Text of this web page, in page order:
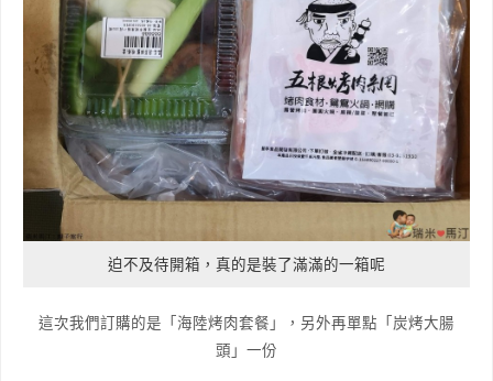
迫不及待開箱，真的是裝了滿滿的一箱呢
這次我們訂購的是「海陸烤肉套餐」，另外再單點「炭烤大腸
頭」一份